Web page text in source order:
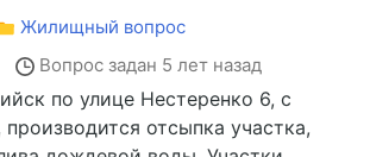
Жилищный вопрос
Вопрос задан 5 лет назад
по улице Нестеренко 6, с
отсыпка участка,